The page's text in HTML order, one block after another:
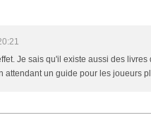
Je sais qu'il existe aussi des
attendant un guide pour les joueurs